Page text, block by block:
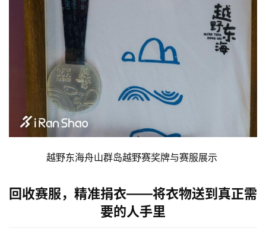
越野东海舟山群岛越野赛奖牌与赛服展示
回收赛服，精准捐衣——将衣物送到真正需
要的人手里